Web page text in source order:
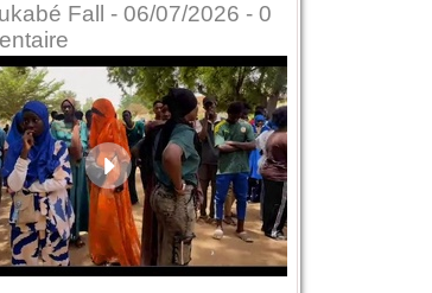
Fall - 06/07/2026 - 0